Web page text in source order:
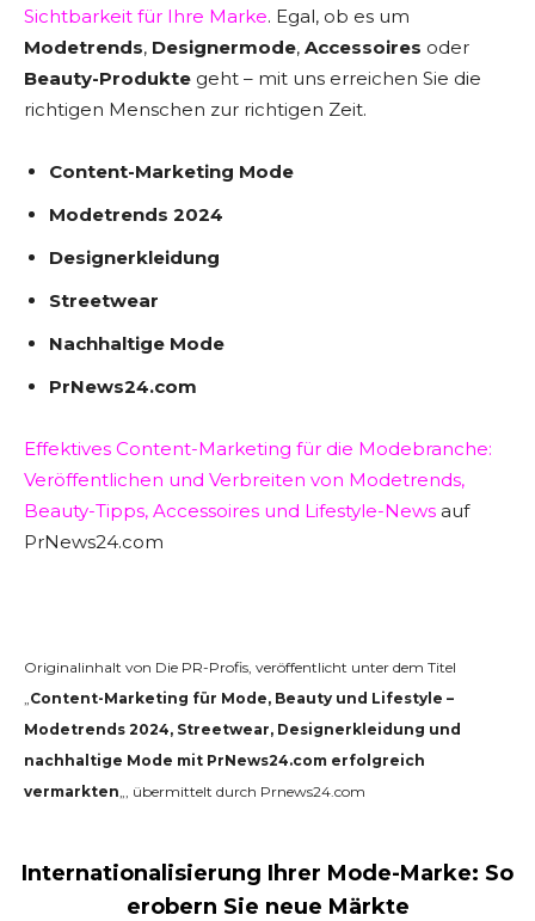
Sichtbarkeit für Ihre Marke. Egal, ob es um
Modetrends, Designermode, Accessoires oder
Beauty-Produkte geht – mit uns erreichen Sie die
richtigen Menschen zur richtigen Zeit.
Content-Marketing Mode
Modetrends 2024
Designerkleidung
Streetwear
Nachhaltige Mode
PrNews24.com
Effektives Content-Marketing für die Modebranche:
Veröffentlichen und Verbreiten von Modetrends,
Beauty-Tipps, Accessoires und Lifestyle-News auf
PrNews24.com
Originalinhalt von Die PR-Profis, veröffentlicht unter dem Titel
„Content-Marketing für Mode, Beauty und Lifestyle –
Modetrends 2024, Streetwear, Designerkleidung und
nachhaltige Mode mit PrNews24.com erfolgreich
vermarkten„, übermittelt durch Prnews24.com
Internationalisierung Ihrer Mode-Marke: So
erobern Sie neue Märkte